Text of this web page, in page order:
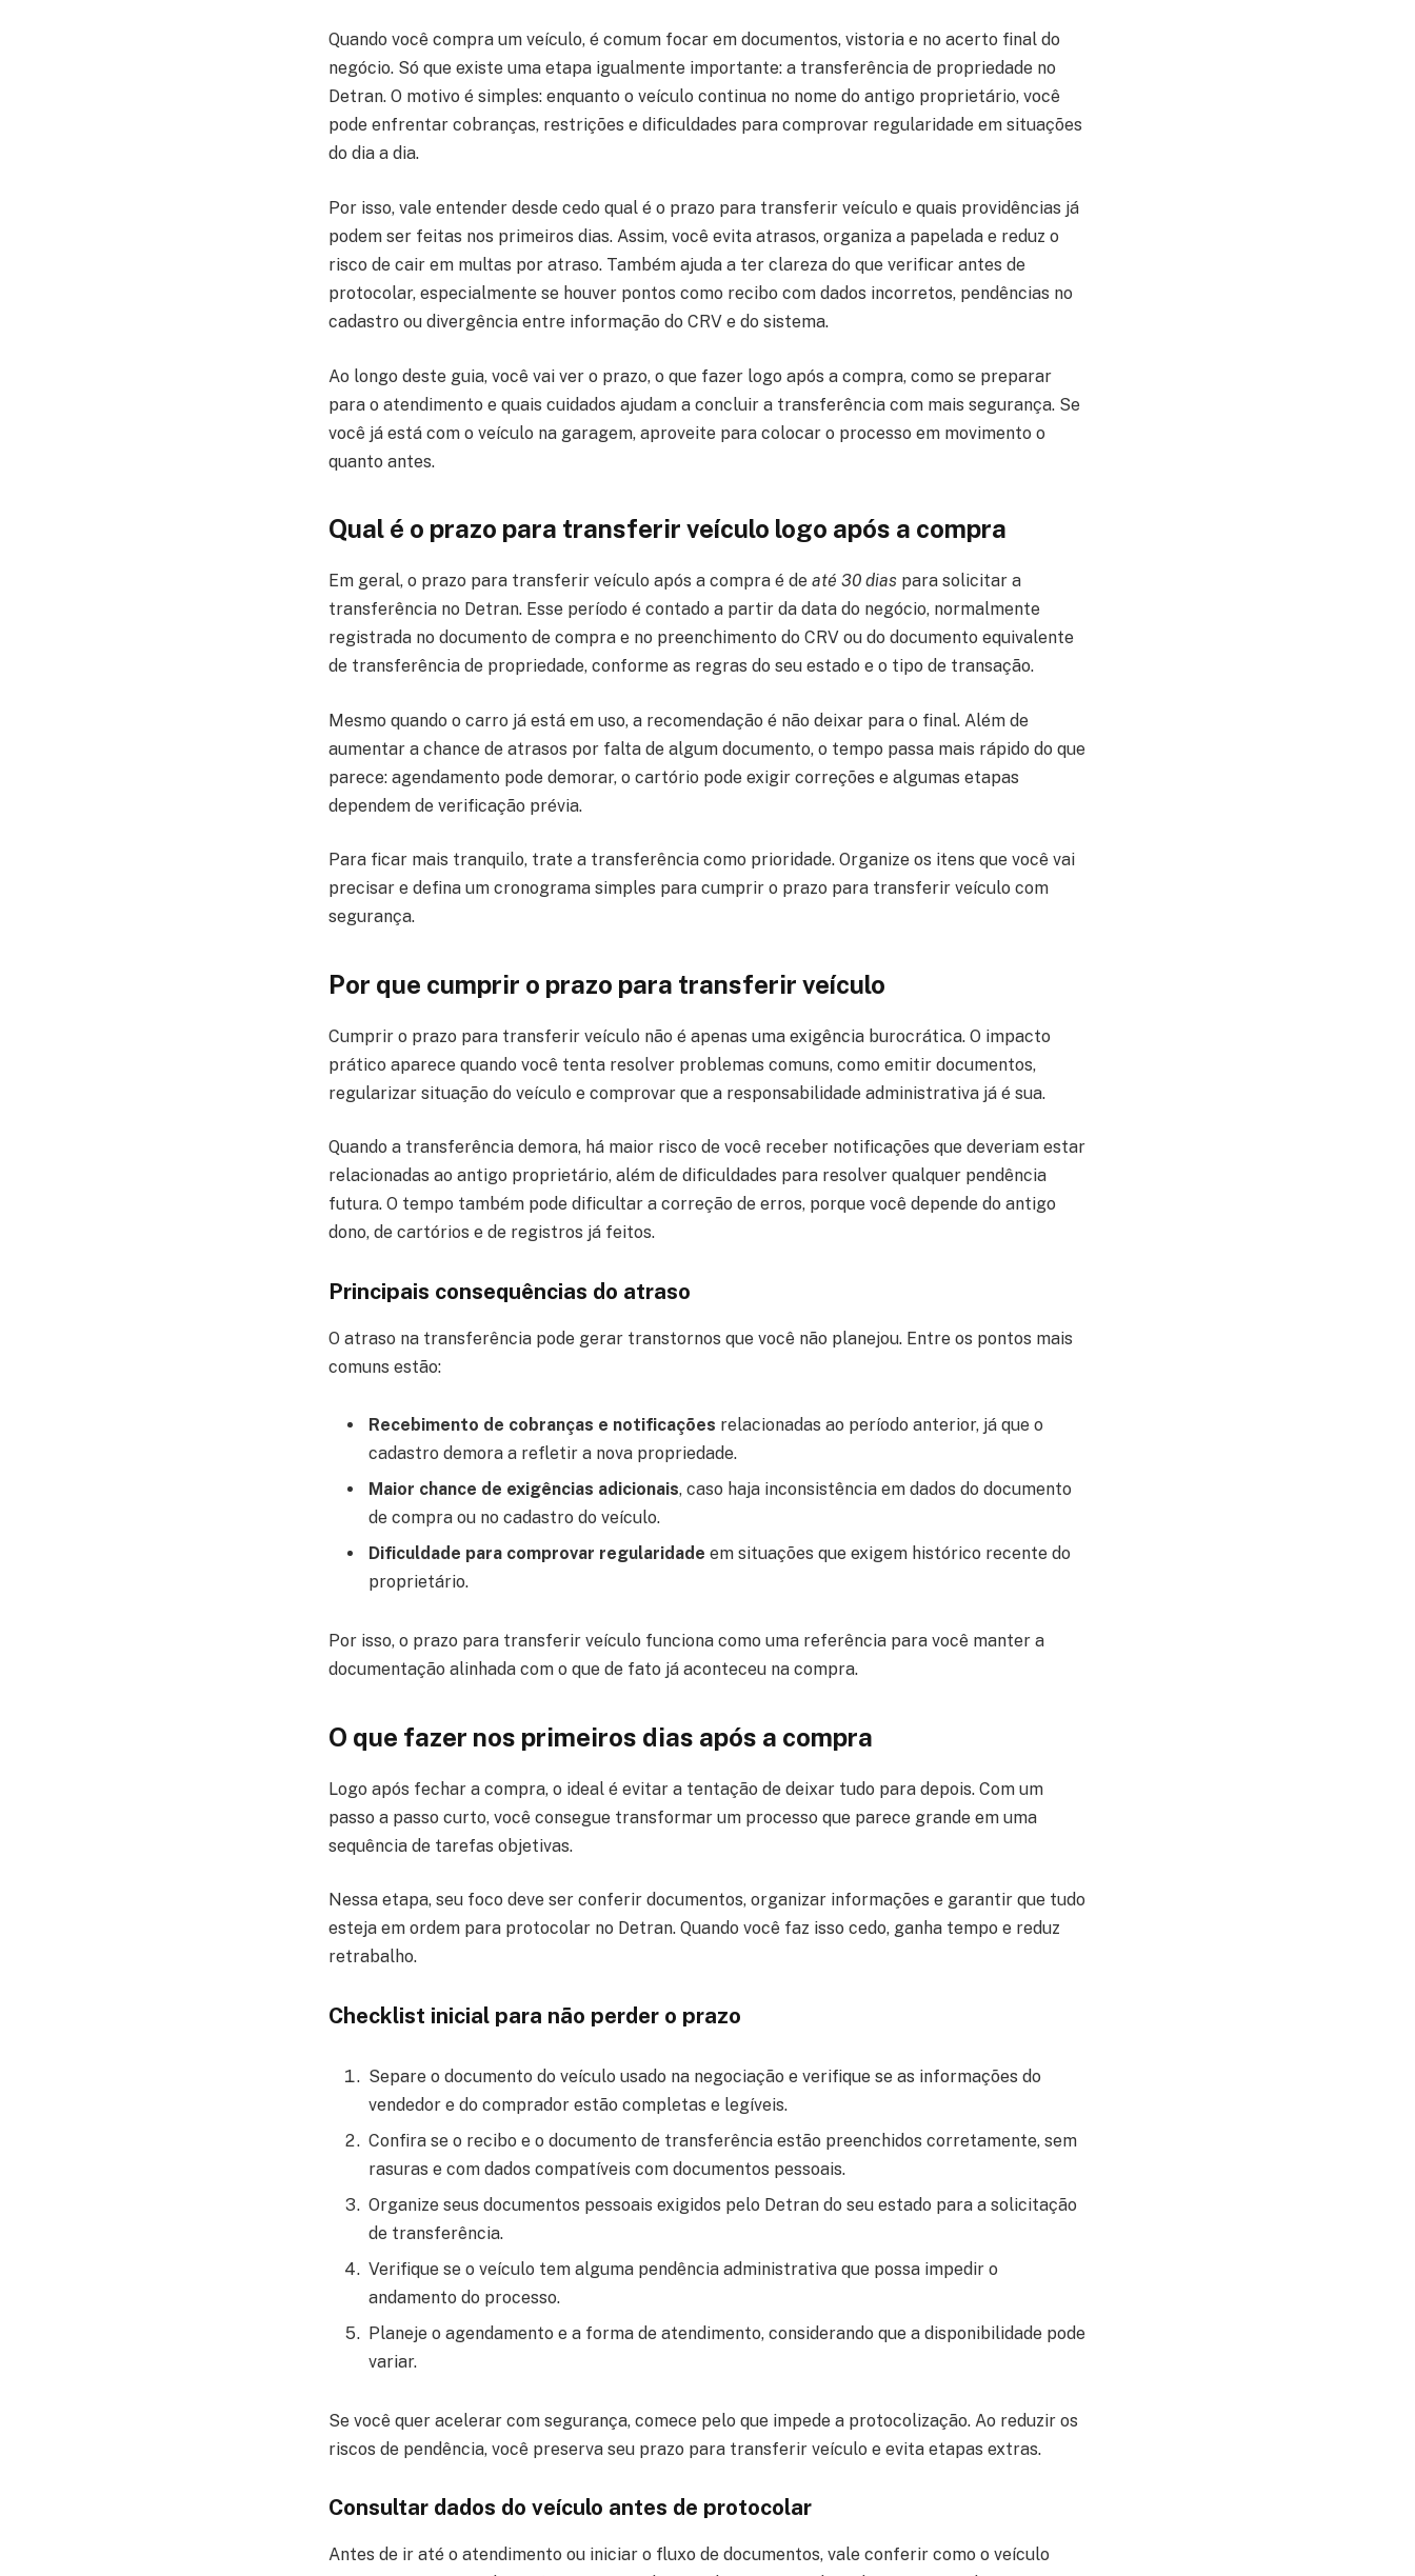
Quando você compra um veículo, é comum focar em documentos, vistoria e no acerto final do
negócio. Só que existe uma etapa igualmente importante: a transferência de propriedade no
Detran. O motivo é simples: enquanto o veículo continua no nome do antigo proprietário, você
pode enfrentar cobranças, restrições e dificuldades para comprovar regularidade em situações
do dia a dia.
Por isso, vale entender desde cedo qual é o prazo para transferir veículo e quais providências já
podem ser feitas nos primeiros dias. Assim, você evita atrasos, organiza a papelada e reduz o
risco de cair em multas por atraso. Também ajuda a ter clareza do que verificar antes de
protocolar, especialmente se houver pontos como recibo com dados incorretos, pendências no
cadastro ou divergência entre informação do CRV e do sistema.
Ao longo deste guia, você vai ver o prazo, o que fazer logo após a compra, como se preparar
para o atendimento e quais cuidados ajudam a concluir a transferência com mais segurança. Se
você já está com o veículo na garagem, aproveite para colocar o processo em movimento o
quanto antes.
Qual é o prazo para transferir veículo logo após a compra
Em geral, o prazo para transferir veículo após a compra é de até 30 dias para solicitar a
transferência no Detran. Esse período é contado a partir da data do negócio, normalmente
registrada no documento de compra e no preenchimento do CRV ou do documento equivalente
de transferência de propriedade, conforme as regras do seu estado e o tipo de transação.
Mesmo quando o carro já está em uso, a recomendação é não deixar para o final. Além de
aumentar a chance de atrasos por falta de algum documento, o tempo passa mais rápido do que
parece: agendamento pode demorar, o cartório pode exigir correções e algumas etapas
dependem de verificação prévia.
Para ficar mais tranquilo, trate a transferência como prioridade. Organize os itens que você vai
precisar e defina um cronograma simples para cumprir o prazo para transferir veículo com
segurança.
Por que cumprir o prazo para transferir veículo
Cumprir o prazo para transferir veículo não é apenas uma exigência burocrática. O impacto
prático aparece quando você tenta resolver problemas comuns, como emitir documentos,
regularizar situação do veículo e comprovar que a responsabilidade administrativa já é sua.
Quando a transferência demora, há maior risco de você receber notificações que deveriam estar
relacionadas ao antigo proprietário, além de dificuldades para resolver qualquer pendência
futura. O tempo também pode dificultar a correção de erros, porque você depende do antigo
dono, de cartórios e de registros já feitos.
Principais consequências do atraso
O atraso na transferência pode gerar transtornos que você não planejou. Entre os pontos mais
comuns estão:
Recebimento de cobranças e notificações relacionadas ao período anterior, já que o
cadastro demora a refletir a nova propriedade.
Maior chance de exigências adicionais, caso haja inconsistência em dados do documento
de compra ou no cadastro do veículo.
Dificuldade para comprovar regularidade em situações que exigem histórico recente do
proprietário.
Por isso, o prazo para transferir veículo funciona como uma referência para você manter a
documentação alinhada com o que de fato já aconteceu na compra.
O que fazer nos primeiros dias após a compra
Logo após fechar a compra, o ideal é evitar a tentação de deixar tudo para depois. Com um
passo a passo curto, você consegue transformar um processo que parece grande em uma
sequência de tarefas objetivas.
Nessa etapa, seu foco deve ser conferir documentos, organizar informações e garantir que tudo
esteja em ordem para protocolar no Detran. Quando você faz isso cedo, ganha tempo e reduz
retrabalho.
Checklist inicial para não perder o prazo
Separe o documento do veículo usado na negociação e verifique se as informações do
vendedor e do comprador estão completas e legíveis.
Confira se o recibo e o documento de transferência estão preenchidos corretamente, sem
rasuras e com dados compatíveis com documentos pessoais.
Organize seus documentos pessoais exigidos pelo Detran do seu estado para a solicitação
de transferência.
Verifique se o veículo tem alguma pendência administrativa que possa impedir o
andamento do processo.
Planeje o agendamento e a forma de atendimento, considerando que a disponibilidade pode
variar.
Se você quer acelerar com segurança, comece pelo que impede a protocolização. Ao reduzir os
riscos de pendência, você preserva seu prazo para transferir veículo e evita etapas extras.
Consultar dados do veículo antes de protocolar
Antes de ir até o atendimento ou iniciar o fluxo de documentos, vale conferir como o veículo